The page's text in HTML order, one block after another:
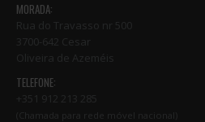
MORADA:
Rua do Travasso nr 500
3700-642 Cesar
Oliveira de Azeméis
TELEFONE:
+351 912 213 285
(Chamada para rede móvel nacional)